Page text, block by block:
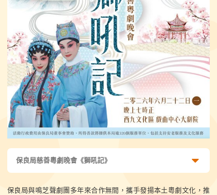
保良局慈善粵劇晚會《獅吼記》
保良局與鳴芝聲劇團多年來合作無間，攜手發揚本土粵劇文化，推